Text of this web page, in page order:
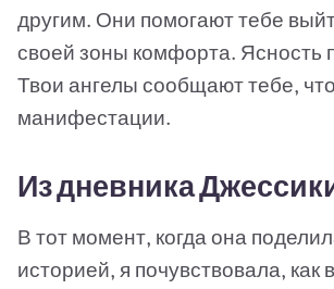
другим. Они помогают тебе
своей зоны комфорта. Ясность
Твои ангелы сообщают тебе,
манифестации.
Из дневника
В тот момент, когда она
историей, я почувствовала, как